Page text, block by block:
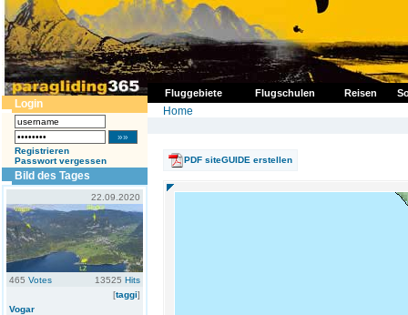
Fluggebiete Flugschulen Reisen
Login
Registrieren
Passwort vergessen
Bild des Tages
22.09.2020
465 Votes 13525 Hits
[taggi]
Vogar
Home
PDF siteGUIDE erstellen